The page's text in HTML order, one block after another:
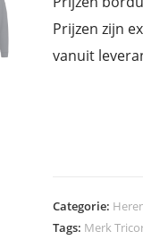
Prijzen zijn
vanuit
Categorie:
Tags: Merk